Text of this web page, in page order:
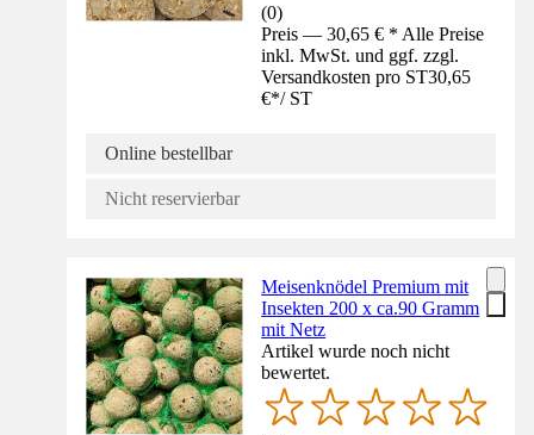
(0)
Preis — 30,65 € * Alle Preise
inkl. MwSt. und ggf. zzgl.
Versandkosten pro ST30,65
€*/ ST
Online bestellbar
Nicht reservierbar
Meisenknödel Premium mit
Insekten 200 x ca.90 Gramm
mit Netz
Artikel wurde noch nicht
bewertet.